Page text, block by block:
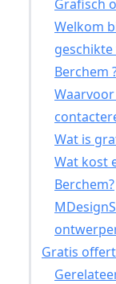
Grafisch
Welkom
Berchem
Wat is
Wat kost
Berchem?
Gratis